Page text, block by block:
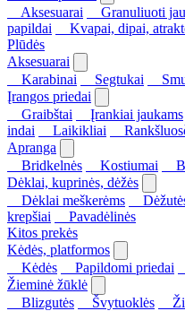
Aksesuarai
Granuliuoti
papildai
Kvapai, dipai,
Plūdės
Aksesuarai
Karabinai
Segtukai
Įrangos priedai
Graibštai
Įrankiai jaukams
indai
Laikikliai
Apranga
Bridkelnės
Kostiumai
Dėklai, kuprinės, dėžės
Dėklai meškerėms
krepšiai
Pavadėlinės
Kitos prekės
Kėdės, platformos
Kėdės
Papildomi priedai
Žieminė žūklė
Blizgutės
Švytuoklės